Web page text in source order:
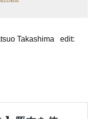
Takashima edit: